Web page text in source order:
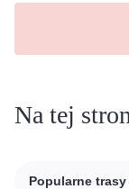
Na tej
Popularne